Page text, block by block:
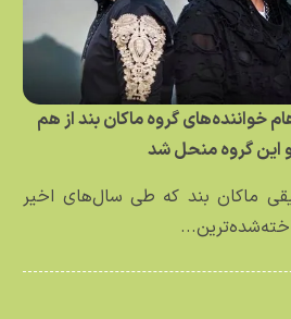
خواننده‌های گروه ماکان بند از هم
این گروه منحل شد
ماکان بند که طی سال‌های اخیر